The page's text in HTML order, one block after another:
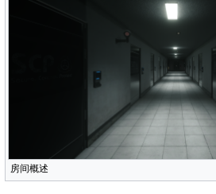
房间概述